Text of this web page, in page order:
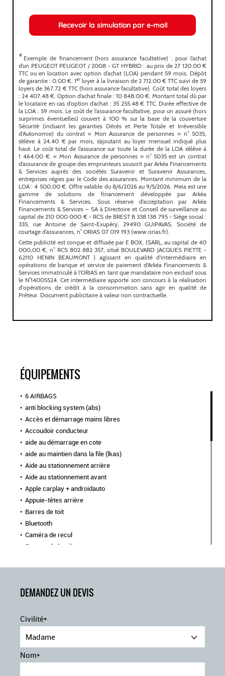
ÉQUIPEMENTS
6 AIRBAGS
anti blocking system (abs)
Accès et démarrage mains libres
Accoudoir conducteur
aide au démarrage en cote
aide au maintien dans la file (lkas)
Aide au stationnement arrière
Aide au stationnement avant
Apple carplay + androidauto
Appuie-têtes arrière
Barres de toit
Bluetooth
Caméra de recul
Capteur de lumière
commutation automatique des feux de route et de
Contrôle de la pression des pneus
Ecran tactile
Feux arrière à technologie LED
Feux de jour à LED
Frein de stationnement électrique
DEMANDEZ UN DEVIS
Civilité*
Madame
Nom*